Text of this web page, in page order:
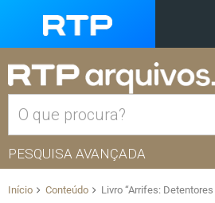
PESQUISA AVANÇADA
Início Conteúdo Livro “Arrifes: